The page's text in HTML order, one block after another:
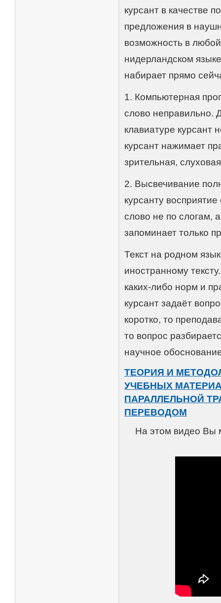
курсант в качестве
предложения в
возможность в
нидерландском
набирает прямо
1. Компьютерная
слово неправильно.
клавиатуре курсант
курсант нажимает
зрительная,
2. Высвечивание
курсанту
слово не по слогам,
запоминает только
Текст на родном
иностранному
каких-либо норм и
курсант задаёт
коротко, то
то вопрос
научное
ТЕОРИЯ И
УЧЕБНЫХ
ПАРАЛЛЕЛЬНОЙ
ПЕРЕВОДОМ
На этом видео Вы